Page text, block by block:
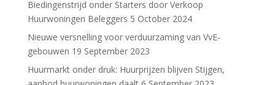
Biedingenstrijd onder Starters door Verkoop
Huurwoningen Beleggers 5 October 2024
Nieuwe versnelling voor verduurzaming van VvE-
gebouwen 19 September 2023
Huurmarkt onder druk: Huurprijzen blijven Stijgen,